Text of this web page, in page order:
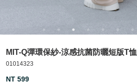
MIT-Q彈環保紗-涼感抗菌防曬短版T恤
01014323
NT 599